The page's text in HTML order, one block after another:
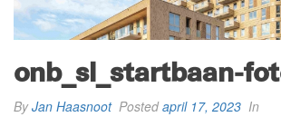
onb_sl_startbaan-
ByJan Haasnoot Postedapril 17, 2023 In